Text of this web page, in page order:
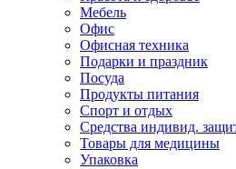
Мебель
Офис
Офисная техника
Подарки и праздник
Посуда
Продукты питания
Спорт и отдых
Средства индивид.
Товары для медицины
Упаковка